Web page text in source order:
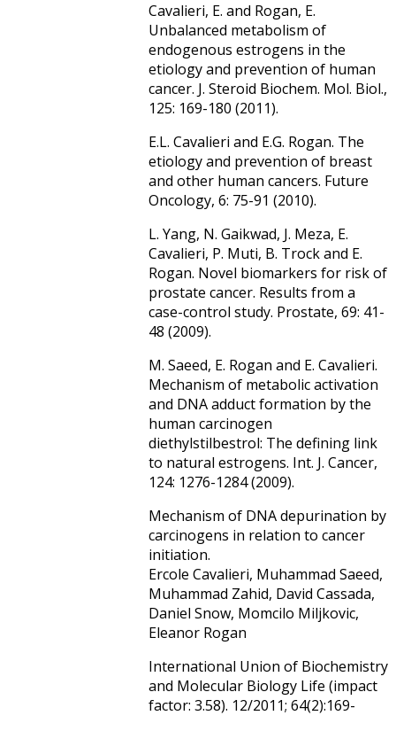
Cavalieri, E. and Rogan, E.
Unbalanced metabolism of
endogenous estrogens in the
etiology and prevention of human
cancer. J. Steroid Biochem. Mol. Biol.,
125: 169-180 (2011).
E.L. Cavalieri and E.G. Rogan. The
etiology and prevention of breast
and other human cancers. Future
Oncology, 6: 75-91 (2010).
L. Yang, N. Gaikwad, J. Meza, E.
Cavalieri, P. Muti, B. Trock and E.
Rogan. Novel biomarkers for risk of
prostate cancer. Results from a
case-control study. Prostate, 69: 41-
48 (2009).
M. Saeed, E. Rogan and E. Cavalieri.
Mechanism of metabolic activation
and DNA adduct formation by the
human carcinogen
diethylstilbestrol: The defining link
to natural estrogens. Int. J. Cancer,
124: 1276-1284 (2009).
Mechanism of DNA depurination by
carcinogens in relation to cancer
initiation.
Ercole Cavalieri, Muhammad Saeed,
Muhammad Zahid, David Cassada,
Daniel Snow, Momcilo Miljkovic,
Eleanor Rogan
International Union of Biochemistry
and Molecular Biology Life (impact
factor: 3.58). 12/2011; 64(2):169-